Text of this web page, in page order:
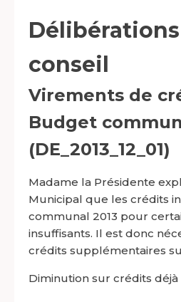
conseil
Virements de
Budget
(DE_2013_12_01)
Madame la Présidente
Municipal que les crédits
communal 2013 pour
insuffisants. Il est donc
crédits supplémentaires
Diminution sur crédits déjà